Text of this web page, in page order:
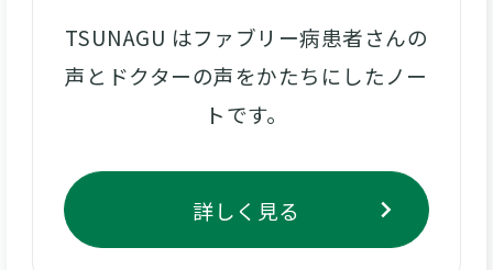
TSUNAGU はファブリー病患者さんの
声とドクターの声をかたちにしたノー
トです。
詳しく見る